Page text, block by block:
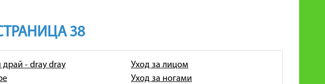
38
драй - dray dray
Уход за лицом
Уход за ногами